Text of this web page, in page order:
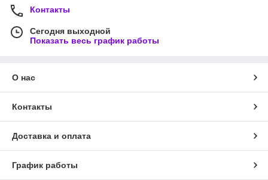
Контакты
Сегодня выходной
Показать весь график работы
О нас
Контакты
Доставка и оплата
График работы